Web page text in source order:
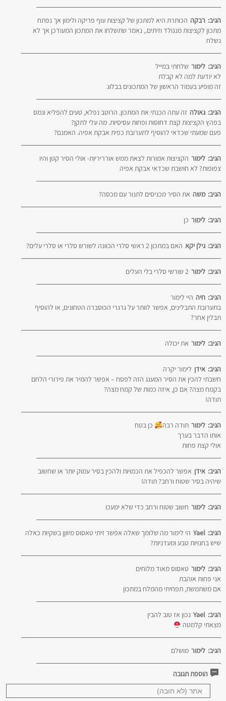
רבקה הגיב:
הכותרת היא למתכון של קציצות עוף פריקה ולימון אך נפתח
מתכון לקציצות מנגולד וזיתים., נאמר שתשלחו את המתכון המעודכן אך לא
נשלח
לימור הגיב:
שלחתי במייל
לא יודעת למה לא קבלת
זה מופיע בעמוד הראשון של המתכונים בבלוג
גאולה הגיב:
זה עתה הכנתי את המתכון. הרוטב נפלא, טעים להפליא ונמס
בפהץ הקציצות קצת דחוסות ופחות עסיסיות. מה עלי לתקן?
פעם שמעתי שכדאי להוסיף לתערובת כפית אבקת אפיה. האמנם?
לימור הגיב:
הקציצות אמורות לצאת ממש אורריריות- אולי הסיר קטן והיו
צפופות? לא חושבת שכדאי אבקת אפיה
משה הגיב: את הסיר מכניסים לתנור עם מכסה?
לימור הגיב: כן
גילן יקא הגיב: האם במתכון 2 ראשי סלרי הכוונה לשורש סלרי או סלרי עלים?
לימור הגיב: 2 שורשי סלרי בלי העלים
חיה הגיב:
היי לימור
בתערובת התבלינים, אפשר לוותר על גרגרי הכוסברה הטחונים, או להוסיף
תבלין אחר?
לימור הגיב: את יכולה
אידן הגיב:
לימור יקרה
חשבתי להכין את הסיר המענג הזה לפסח – אפשר להמיר את פירורי הלחם
בקמח מצה? אם כן, איזה כמות של קמח מצה?
תודה!
לימור הגיב: תודה רבה
כן בטח
אותו הדבר בערך
אולי קצת פחות
אידן הגיב:
אפשר להכפיל את הכמויות ולהכין בסיר עמוק יותר או שחשוב
שיהיה בסיר שטוח ורחב? תודה!
לימור הגיב: חשוב שטוח ורחב כדי שלא ימעכו
Yael הגיב:
הי לימור מה שלומך שאלה אפשר זיתי טאסוס מיווןן בשקיות כאלה
שיש בחנויות טבע ומעדניות?
לימור הגיב:
טאסוס מאוד מלוחים
אני פחות אוהבת
אם משתמשת, תפחיתי מהמלח במתכון
Yael הגיב:
נכון אז טוב להבין
מצאתי קלמטה
לימור הגיב: מושלם
הוספת תגובה